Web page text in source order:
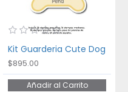
Kit Guarderia Cute Dog
$895.00
Añadir al Carrito